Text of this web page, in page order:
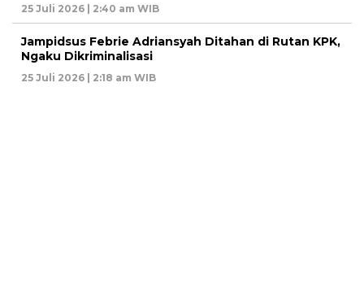
25 Juli 2026 | 2:40 am WIB
Jampidsus Febrie Adriansyah Ditahan di Rutan KPK,
Ngaku Dikriminalisasi
25 Juli 2026 | 2:18 am WIB